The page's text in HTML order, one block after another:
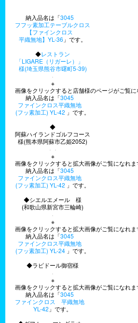
納入品名は「3045
フフッ素加工テーブルクロス
【ファインクロス
平織無地】YL-36 」です。
◆レストラン
「LIGARE（リガーレ）」
様(埼玉県熊谷市曙町5-39)
※
画像をクリックすると店舗様のページがご覧に
納入品名は「3045
ファインクロス平織無地
(フッ素加工) YL-42 」です。
◆
阿蘇ハイランドゴルフコース
様(熊本県阿蘇市乙姫2052)
※
画像をクリックすると拡大画像がご覧になれま
納入品名は「3045
ファインクロス平織無地
(フッ素加工) YL-42 」です。
◆シエルエメール 様
(和歌山県新宮市三輪崎)
※
画像をクリックすると拡大画像がご覧になれま
納入品名は「3045
ファインクロス平織無地
(フッ素加工) YL-24 」です。
◆ラピドール御宿様
※
画像をクリックすると拡大画像がご覧になれま
納入品名は「3045
ファインクロス 平織無地
YL-42 」です。